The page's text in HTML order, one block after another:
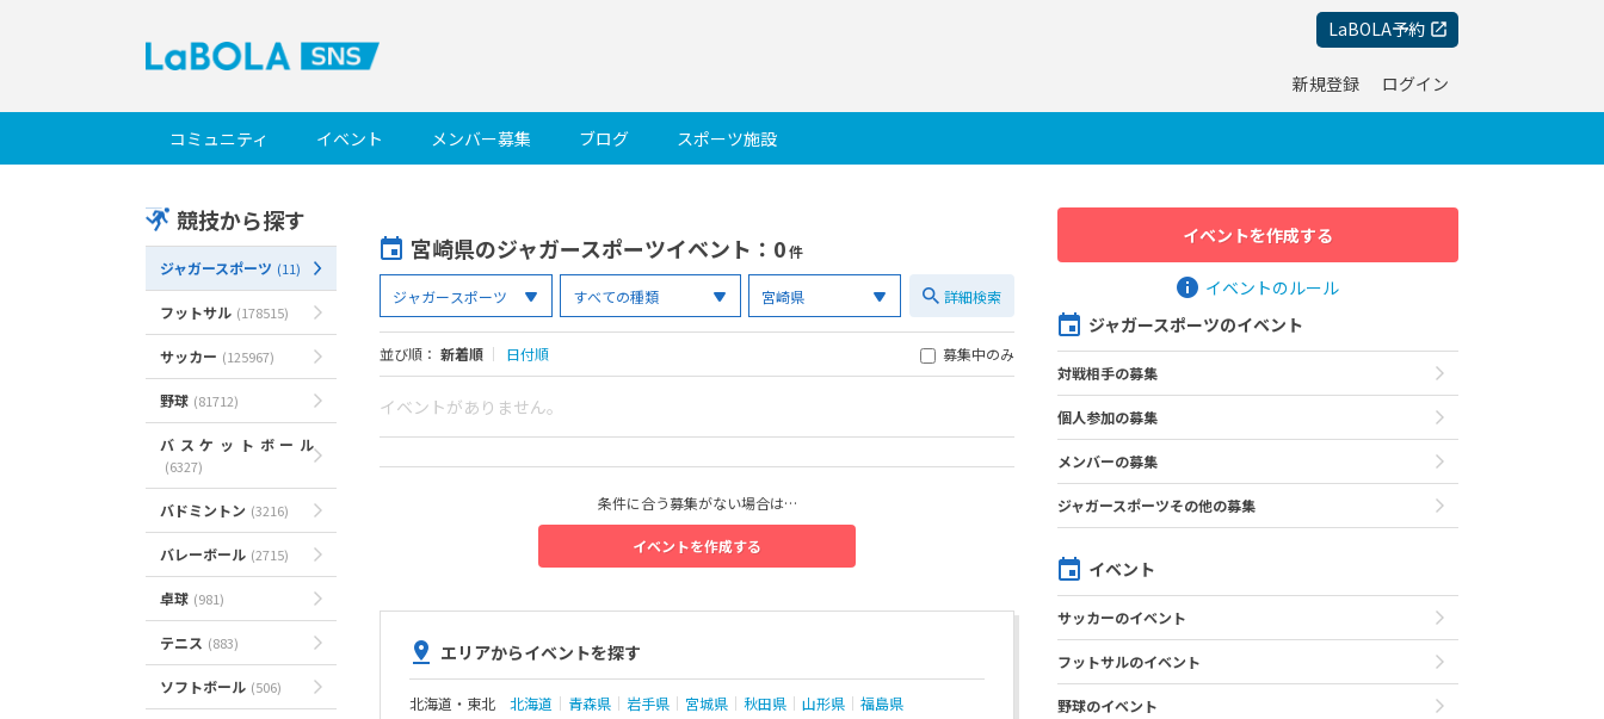
LaBOLA予約
新規登録 ログイン
コミュニティ イベント メンバー募集 ブログ スポーツ施設
競技から探す
ジャガースポーツ (11)
フットサル (178515)
サッカー (125967)
野球 (81712)
バスケットボール
(6327)
バドミントン (3216)
バレーボール (2715)
卓球 (981)
テニス (883)
ソフトボール (506)
宮崎県のジャガースポーツイベント ：0件
詳細検索
並び順： 新着順 ｜ 日付順 募集中のみ
イベントがありません。
条件に合う募集がない場合は…
イベントを作成する
エリアからイベントを探す
北海道・東北 北海道 青森県 岩手県 宮城県 秋田県 山形県
福島県
イベントを作成する
イベントのルール
ジャガースポーツのイベント
対戦相手の募集
個人参加の募集
メンバーの募集
ジャガースポーツその他の募集
イベント
サッカーのイベント
フットサルのイベント
野球のイベント